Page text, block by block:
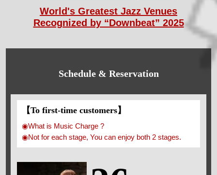
World's Greatest Jazz Venues
Recognized by “Downbeat” 2025
Schedule & Reservation
【To first-time customers】
◉What is Music Charge ?
◉Not for each stage, You can enjoy both 2 stages.